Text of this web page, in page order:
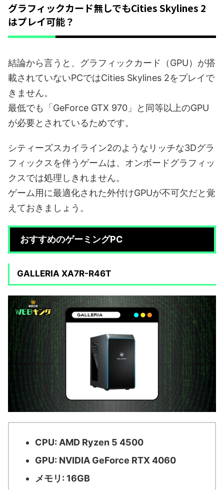
グラフィックカード無しでもCities Skylines 2
はプレイ可能？
結論から言うと、グラフィックカード（GPU）が搭
載されていないPCではCities Skylines 2をプレイで
きません。
最低でも「GeForce GTX 970」と同等以上のGPU
が必要とされているためです。
シティーズスカイライン2のようなリッチな3Dグラ
フィックスを伴うゲームは、オンボードグラフィッ
クスでは処理しきれません。
ゲーム用に最適化された外付けGPUが不可欠だと覚
えておきましょう。
おすすめのゲーミングPC
GALLERIA XA7R-R46T
CPU: AMD Ryzen 5 4500
GPU: NVIDIA GeForce RTX 4060
メモリ: 16GB